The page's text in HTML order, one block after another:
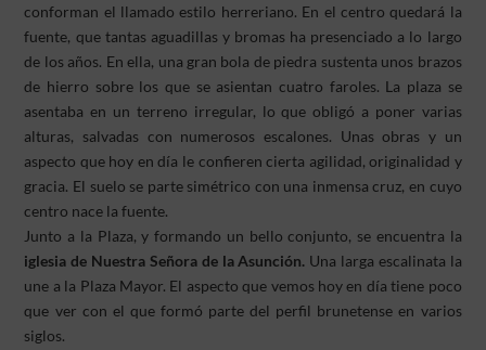
conforman el llamado estilo herreriano. En el centro quedará la
fuente, que tantas aguadillas y bromas ha presenciado a lo largo
de los años. En ella, una gran bola de piedra sustenta unos brazos
de hierro sobre los que se asientan cuatro faroles. La plaza se
asentaba en un terreno irregular, lo que obligó a poner varias
alturas, salvadas con numerosos escalones. Unas obras y un
aspecto que hoy en día le confieren cierta agilidad, originalidad y
gracia. El suelo se parte simétrico con una inmensa cruz, en cuyo
centro nace la fuente.
Junto a la Plaza, y formando un bello conjunto, se encuentra la
iglesia de Nuestra Señora de la Asunción. Una larga escalinata la
une a la Plaza Mayor. El aspecto que vemos hoy en día tiene poco
que ver con el que formó parte del perfil brunetense en varios
siglos.